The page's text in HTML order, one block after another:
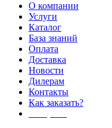
О компании
Услуги
Каталог
База знаний
Оплата
Доставка
Новости
Дилерам
Контакты
Как заказать?